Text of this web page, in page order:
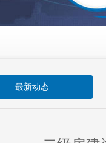
最新动态